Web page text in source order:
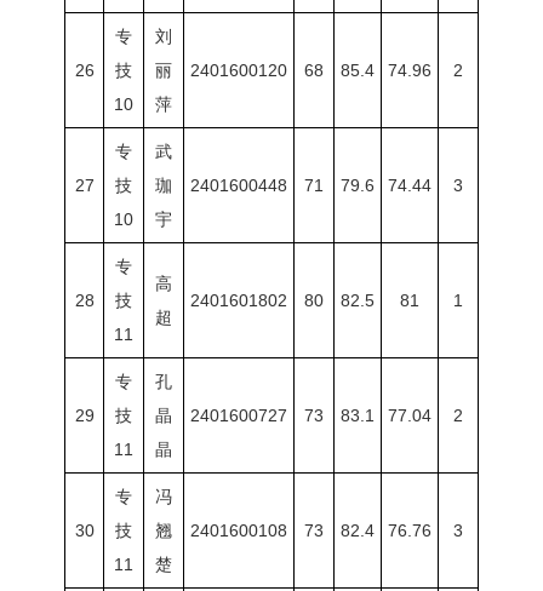
26
专
技
10
刘
丽
萍
2401600120 68 85.4 74.96 2
27
专
技
10
武
珈
宇
2401600448 71 79.6 74.44 3
28
专
技
11
高
超
2401601802 80 82.5 81 1
29
专
技
11
孔
晶
晶
2401600727 73 83.1 77.04 2
30
专
技
11
冯
翘
楚
2401600108 73 82.4 76.76 3